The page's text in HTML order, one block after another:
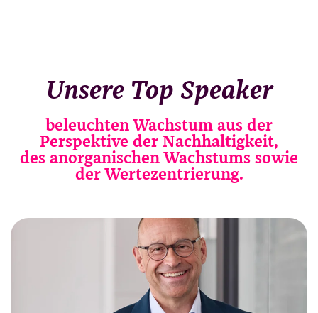
Unsere Top Speaker
beleuchten Wachstum aus der
Perspektive der Nachhaltigkeit,
des anorganischen Wachstums sowie
der Wertezentrierung.